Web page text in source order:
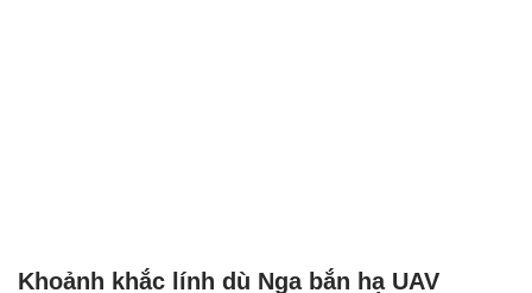
Khoảnh khắc lính dù Nga bắn hạ UAV